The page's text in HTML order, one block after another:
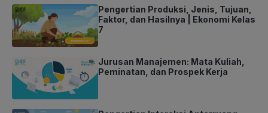
Pengertian Produksi, Jenis, Tujuan,
Faktor, dan Hasilnya | Ekonomi Kelas
7
Jurusan Manajemen: Mata Kuliah,
Peminatan, dan Prospek Kerja